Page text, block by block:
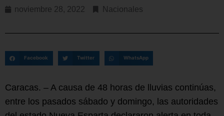
noviembre 28, 2022 Nacionales
Facebook Twitter WhatsApp
Caracas. – A causa de 48 horas de lluvias continúas,
entre los pasados sábado y domingo, las autoridades